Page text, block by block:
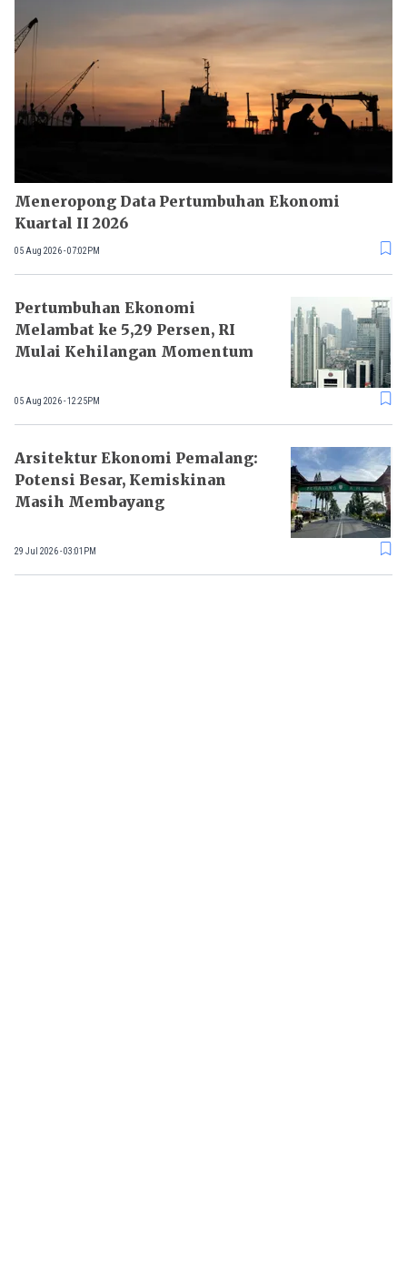
Meneropong Data Pertumbuhan Ekonomi
Kuartal II 2026
05 Aug 2026 - 07:02PM
Pertumbuhan Ekonomi
Melambat ke 5,29 Persen, RI
Mulai Kehilangan Momentum
05 Aug 2026 - 12:25PM
Arsitektur Ekonomi Pemalang:
Potensi Besar, Kemiskinan
Masih Membayang
29 Jul 2026 - 03:01PM